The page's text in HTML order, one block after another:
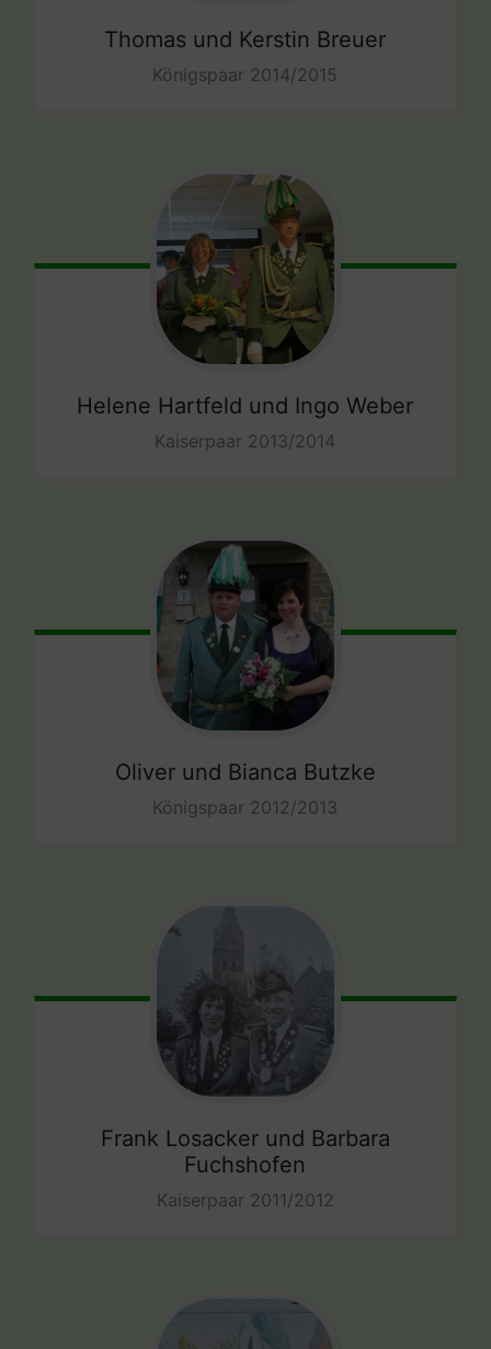
Thomas und Kerstin Breuer
Königspaar 2014/2015
Helene Hartfeld und Ingo Weber
Kaiserpaar 2013/2014
Oliver und Bianca Butzke
Königspaar 2012/2013
Frank Losacker und Barbara
Fuchshofen
Kaiserpaar 2011/2012